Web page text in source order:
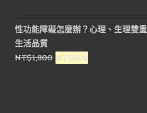
價
格：
NT$1,200。
價
格：
NT$550。
性功能障礙怎麼辦？心理、生理雙
生活品質
NT$1,800 原
NT$800